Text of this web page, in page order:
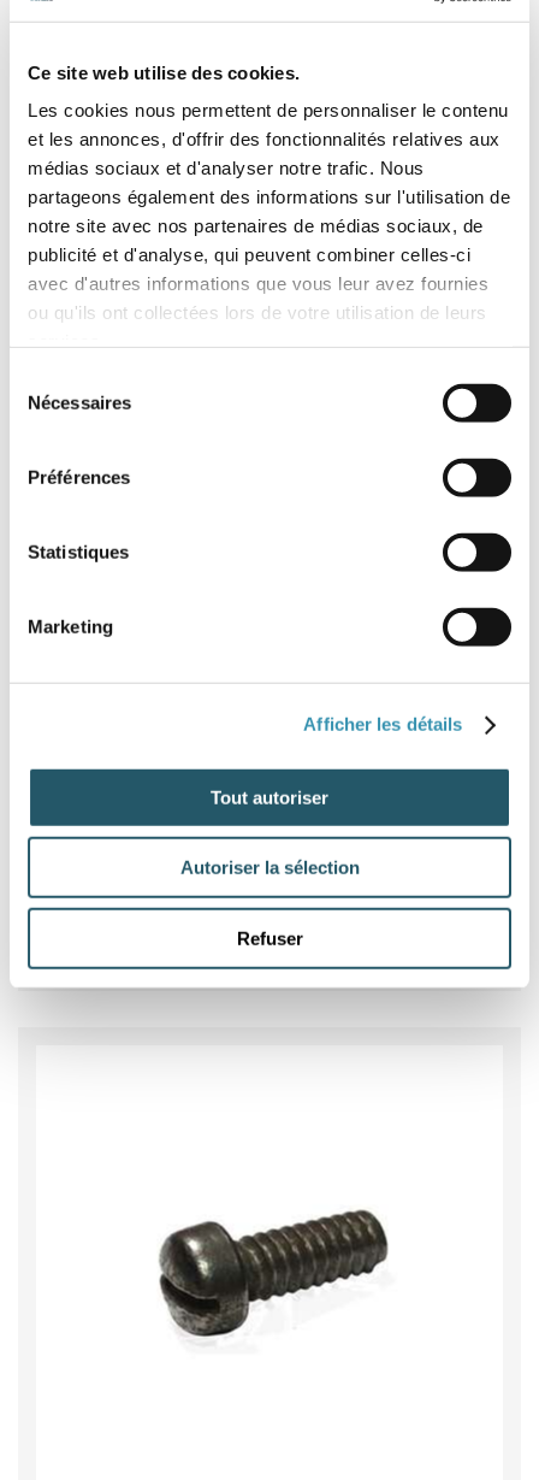
Ce site web utilise des cookies.
Les cookies nous permettent de personnaliser le contenu
et les annonces, d'offrir des fonctionnalités relatives aux
médias sociaux et d'analyser notre trafic. Nous
partageons également des informations sur l'utilisation de
notre site avec nos partenaires de médias sociaux, de
publicité et d'analyse, qui peuvent combiner celles-ci
avec d'autres informations que vous leur avez fournies
ou qu'ils ont collectées lors de votre utilisation de leurs
Nécessaires
Préférences
Statistiques
Marketing
Afficher les détails
Tout autoriser
Autoriser la sélection
Refuser
Vis aux pas américains UNC UNF, STHC sans tête